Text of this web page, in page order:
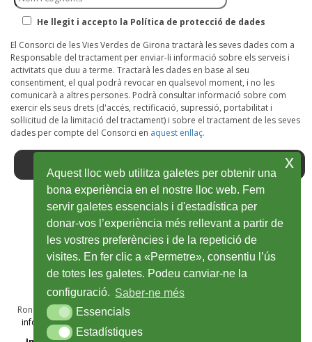
He llegit i accepto la Política de protecció de dades
El Consorci de les Vies Verdes de Girona tractarà les seves dades com a
Responsable del tractament per enviar-li informació sobre els serveis i
activitats que duu a terme. Tractarà les dades en base al seu
consentiment, el qual podrà revocar en qualsevol moment, i no les
comunicarà a altres persones. Podrà consultar informació sobre com
exercir els seus drets (d'accés, rectificació, supressió, portabilitat i
sol·licitud de la limitació del tractament) i sobre el tractament de les seves
dades per compte del Consorci en aquest enllaç.
Facebook
Ouvrir
dans
une
nouvelle
fenêtre
Twitter
Ouvrir
dans
une
nouvelle
fenêtre
Youtube
Ouvrir
dans
une
nouvelle
Instagram
Ouvrir
dans
une
nouvelle
Wikiloc
Ouvrir
dans
une
nouvelle
Ronda Sant Antoni Maria Claret, 28A, 1r · 17002 Girona · T 972 48 69 50
info@viesverdes.org
Aquest lloc web utilitza galetes per obtenir una
bona experiència en el nostre lloc web. Fem
servir galetes essencials i d'estadística per
donar-vos l’experiència més rellevant a partir de
les vostres preferències i de la repetició de
visites. En fer clic a «Permetre», consentiu l’ús
de totes les galetes. Podeu canviar-ne la
configuració. Saber-ne més
EssencialsEssencials
Estadístiques
Estadístiques
x